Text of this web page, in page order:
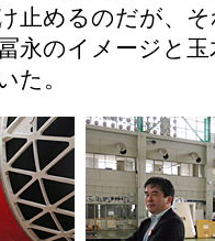
止めるのだが、
永のイメージと
た。